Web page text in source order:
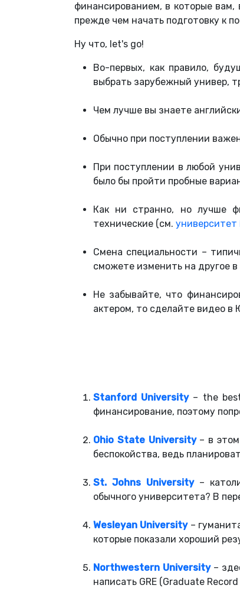
финансированием, в которые вам,
прежде чем начать подготовку к
Ну что, let's go!
Во-первых, как правило,
выбрать зарубежный универ,
Чем лучше вы знаете
Обычно при поступлении
При поступлении в любой
было бы пройти пробные
Как ни странно, но лучше
технические (см.
Смена специальности –
сможете изменить на другое
Не забывайте, что
актером, то сделайте видео в
Stanford University– the best
финансирование, поэтому
Ohio State University– в этом
беспокойства, ведь
St. Johns University–
обычного университета? В
Wesleyan University–
которые показали хороший
Northwestern University–
написать GRE (Graduate